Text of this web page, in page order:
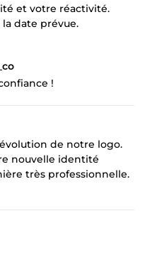
et votre réactivité.
date prévue.
!
de notre logo.
nouvelle identité
très professionnelle.